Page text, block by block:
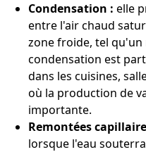
Condensation : elle
entre l'air chaud
zone froide, tel qu'un
condensation est
dans les cuisines,
où la production de
importante.
Remontées
lorsque l'eau